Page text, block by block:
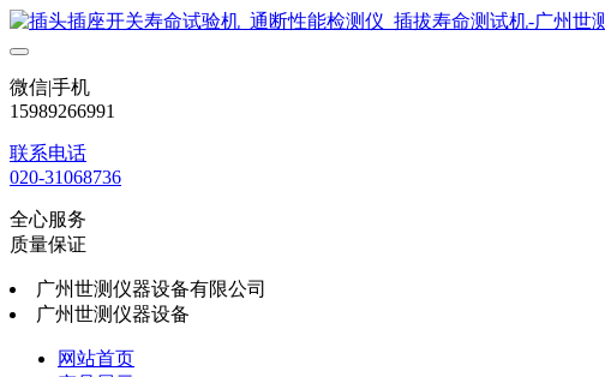
微信|手机
15989266991
联系电话
020-31068736
全心服务
质量保证
广州世测仪器设备有限公司
广州世测仪器设备
网站首页